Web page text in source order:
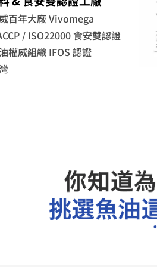
百年大廠 Vivomega
/ ISO22000 食安雙認證
權威組織 IFOS 認證